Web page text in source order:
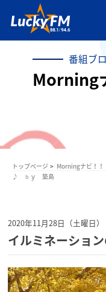
番組ブ
Morning
トップページ Morningナビ！！
♪ ｂｙ 築島
2020年11月28日（土曜日）
イルミネーシ